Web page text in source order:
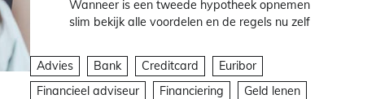
Wanneer is een tweede hypotheek opnemen
slim bekijk alle voordelen en de regels nu zelf
Advies Bank Creditcard
Euribor
Financieel adviseur
Financiering
Geld lenen